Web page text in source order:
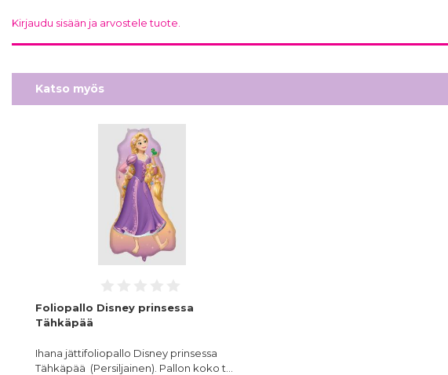
Kirjaudu sisään ja arvostele tuote.
Katso myös
Foliopallo Disney prinsessa
Tähkäpää
Ihana jättifoliopallo Disney prinsessa
Tähkäpää (Persiljainen). Pallon koko t…